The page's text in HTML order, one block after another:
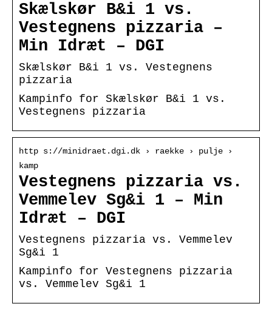
Skælskør B&i 1 vs.
Vestegnens pizzaria –
Min Idræt – DGI
Skælskør B&i 1 vs. Vestegnens
pizzaria
Kampinfo for Skælskør B&i 1 vs.
Vestegnens pizzaria
http s://minidraet.dgi.dk › raekke › pulje ›
kamp
Vestegnens pizzaria vs.
Vemmelev Sg&i 1 – Min
Idræt – DGI
Vestegnens pizzaria vs. Vemmelev
Sg&i 1
Kampinfo for Vestegnens pizzaria
vs. Vemmelev Sg&i 1